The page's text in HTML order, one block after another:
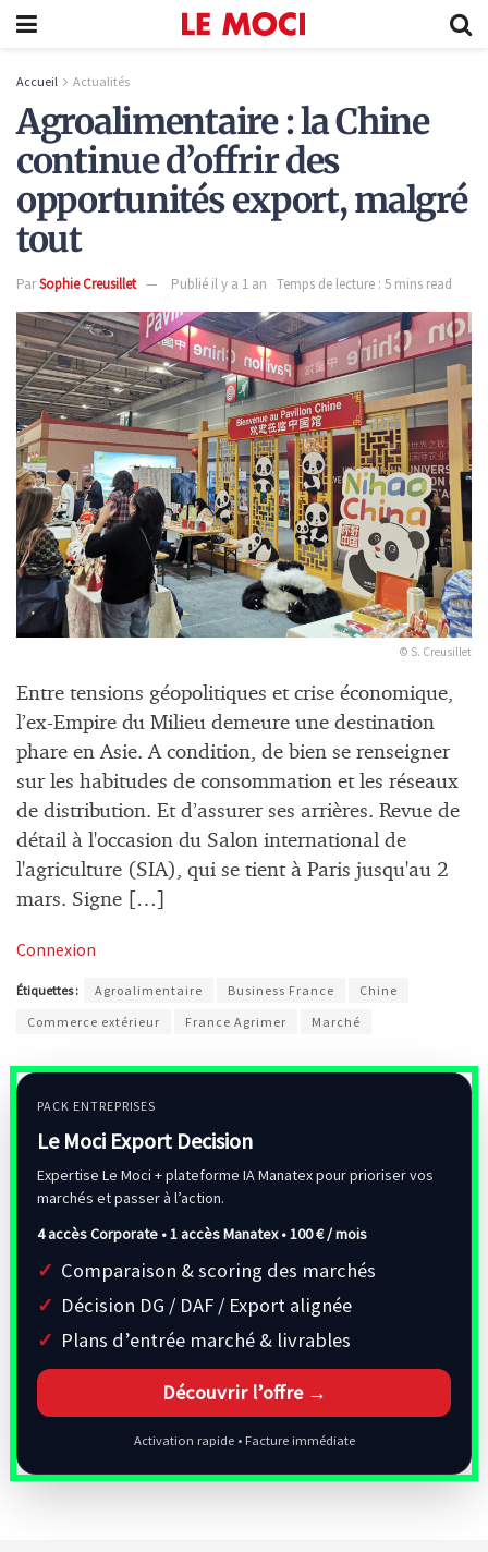
Accueil Actualités
Agroalimentaire : la Chine
continue d’offrir des
opportunités export, malgré
tout
ParSophie Creusillet Publié il y a 1 an Temps de lecture : 5 mins read
© S. Creusillet
Entre tensions géopolitiques et crise économique,
l’ex-Empire du Milieu demeure une destination
phare en Asie. A condition, de bien se renseigner
sur les habitudes de consommation et les réseaux
de distribution. Et d’assurer ses arrières. Revue de
détail à l'occasion du Salon international de
l'agriculture (SIA), qui se tient à Paris jusqu'au 2
mars. Signe […]
Connexion
Étiquettes : Agroalimentaire Business France
Chine
Commerce extérieur
France Agrimer Marché
PACK ENTREPRISES
Le Moci Export Decision
Expertise Le Moci + plateforme IA Manatex pour prioriser vos
marchés et passer à l’action.
4 accès Corporate • 1 accès Manatex •100 € / mois
Comparaison & scoring des marchés
Décision DG / DAF / Export alignée
Plans d’entrée marché & livrables
Découvrir l’offre →
Activation rapide • Facture immédiate